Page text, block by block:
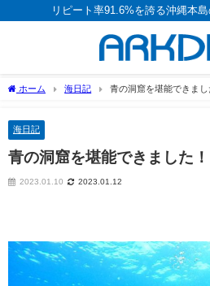
リピート率91.6%を誇る沖縄本
ホーム 海日記 青の洞窟を堪能できまし
海日記
青の洞窟を堪能できました！
2023.01.10 2023.01.12